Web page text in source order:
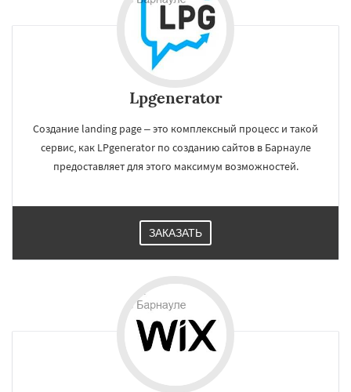
Lpgenerator
Создание landing page – это комплексный процесс и такой
сервис, как LPgenerator по созданию сайтов в Барнауле
предоставляет для этого максимум возможностей.
ЗАКАЗАТЬ